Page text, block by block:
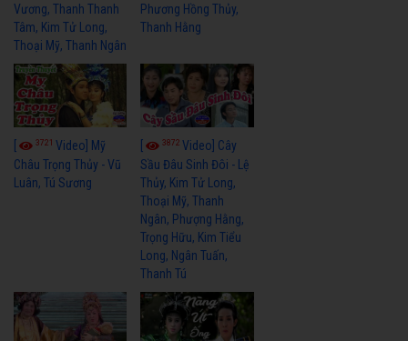
Vương, Thanh Thanh
Tâm, Kim Tử Long,
Thoại Mỹ, Thanh Ngân
Phương Hồng Thủy,
Thanh Hằng
3721 Video] Mỹ
Châu Trọng Thủy - Vũ
Luân, Tú Sương
3872Video] Cây
Sầu Đâu Sinh Đôi - Lệ
Thủy, Kim Tử Long,
Thoại Mỹ, Thanh
Ngân, Phượng Hằng,
Trọng Hữu, Kim Tiểu
Long, Ngân Tuấn,
Thanh Tú